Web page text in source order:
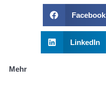
Facebook
LinkedIn
Mehr